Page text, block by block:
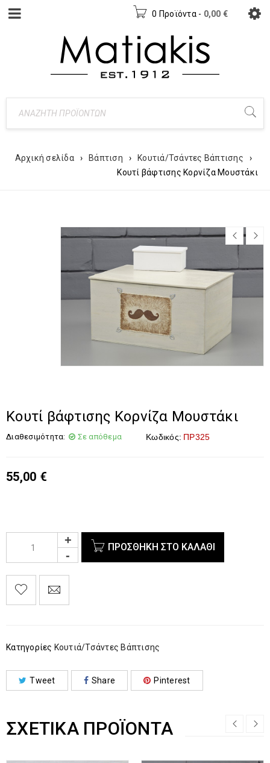
0 Προϊόντα - 0,00 €
Αρχική σελίδα › Βάπτιση › Κουτιά/Τσάντες Βάπτισης
›
Κουτί βάφτισης Κορνίζα Μουστάκι
Κουτί βάφτισης Κορνίζα Μουστάκι
Διαθεσιμότητα: Σε απόθεμα Κωδικός: ΠΡ325
55,00 €
ΠΡΟΣΘΉΚΗ ΣΤΟ ΚΑΛΆΘΙ
Κατηγορίες Κουτιά/Τσάντες Βάπτισης
Tweet Share Pinterest
ΣΧΕΤΙΚΆ ΠΡΟΪΌΝΤΑ